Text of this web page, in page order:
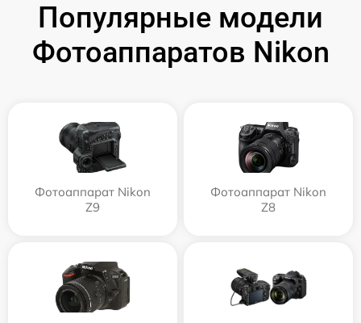
Популярные модели
Фотоаппаратов Nikon
Фотоаппарат Nikon
Z9
Фотоаппарат Nikon
Z8